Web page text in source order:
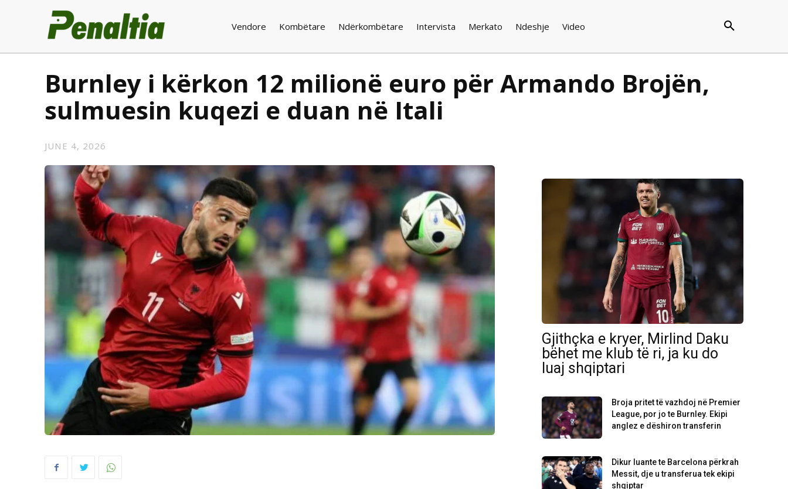
Vendore Kombëtare Ndërkombëtare Intervista Merkato Ndeshje Video
Burnley i kërkon 12 milionë euro për Armando Brojën,
sulmuesin kuqezi e duan në Itali
JUNE 4, 2026
Gjithçka e kryer, Mirlind Daku
bëhet me klub të ri, ja ku do
luaj shqiptari
Broja pritet të vazhdoj në Premier
League, por jo te Burnley. Ekipi
anglez e dëshiron transferin
Dikur luante te Barcelona përkrah
Messit, dje u transferua tek ekipi
shqiptar